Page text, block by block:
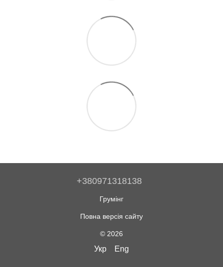
+380971318138
Грумінг
Повна версія сайту
© 2026
Укр Eng